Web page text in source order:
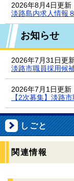
2026年8月4日更新
淡路島内求人情報
お知らせ
2026年7月31日更
淡路市職員採用候
2026年7月1日更新
【2次募集】淡路
しごと
関連情報